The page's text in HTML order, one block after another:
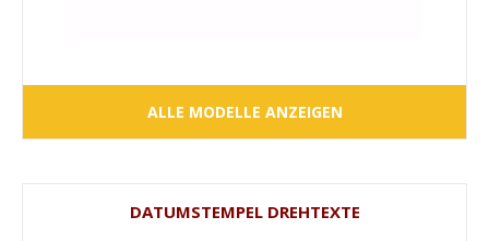
ALLE MODELLE ANZEIGEN
DATUMSTEMPEL DREHTEXTE